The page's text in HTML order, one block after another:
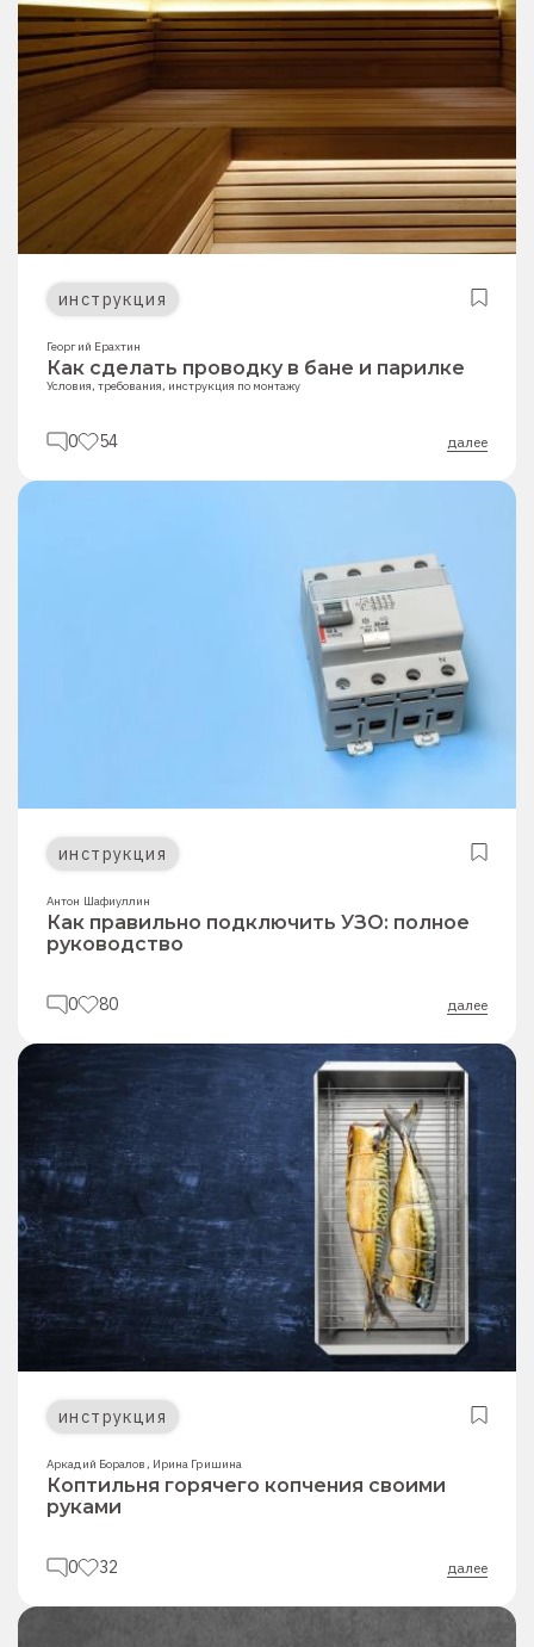
инструкция
Георгий Ерахтин
Как сделать проводку в бане и парилке
Условия, требования, инструкция по монтажу
0 54 далее
инструкция
Антон Шафиуллин
Как правильно подключить УЗО: полное
руководство
0 80 далее
инструкция
Аркадий Боралов , Ирина Гришина
Коптильня горячего копчения своими
руками
0 32 далее